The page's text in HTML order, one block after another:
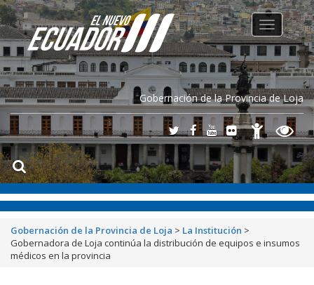
Gobernación de la Provincia de Loja
Toggle
navigation
Gobernación de la Provincia de Loja > La Institución >
Gobernadora de Loja continúa la distribución de equipos e insumos
médicos en la provincia